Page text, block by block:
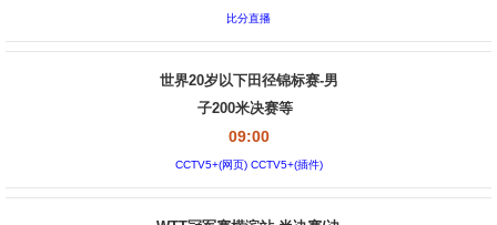
比分直播
世界20岁以下田径锦标赛-男
子200米决赛等
09:00
CCTV5+(网页) CCTV5+(插件)